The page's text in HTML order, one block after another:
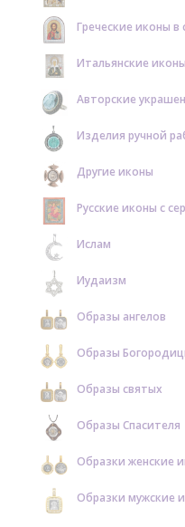
Греческие иконы
Итальянские
Авторские
Изделия ручной
Другие иконы
Русские иконы с
Ислам
Иудаизм
Образы ангелов
Образы
Образы святых
Образы Спасителя
Образки женские
Образки мужские